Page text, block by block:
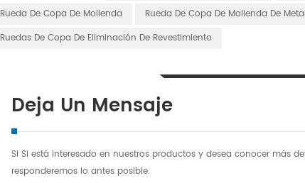
Rueda De Copa De Molienda
Rueda De Copa De Molienda De Metal
Ruedas De Copa De Eliminación De Revestimiento
Deja Un Mensaje
Si Si está interesado en nuestros productos y desea conocer más
responderemos lo antes posible.